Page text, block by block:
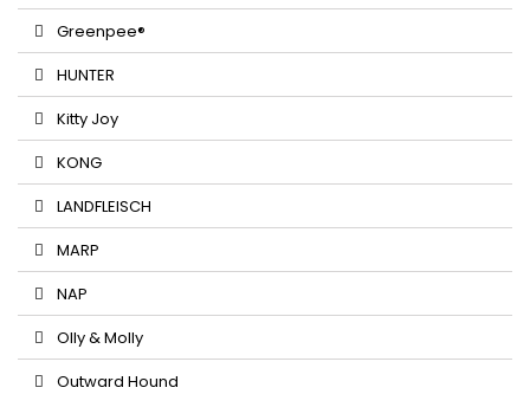
Greenpee®
HUNTER
Kitty Joy
KONG
LANDFLEISCH
MARP
NAP
Olly & Molly
Outward Hound